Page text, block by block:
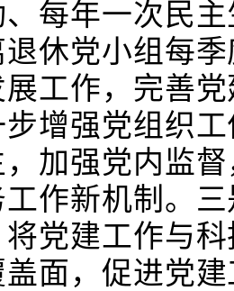
每年一次民
休党小组每
工作，完善
增强党组织
加强党内监
作新机制。
党建工作与
面，促进党